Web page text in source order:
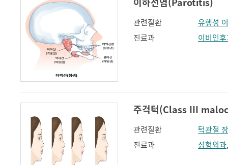
관련질환
유행성
진료과
이비인
주걱턱(Class III
관련질환
턱관절
진료과
성형외과